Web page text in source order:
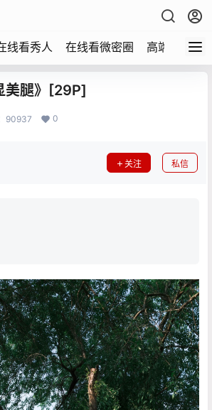
线看秀人 在线看微密圈 高端写真
美腿》[29P]
90937 0
关注 私信